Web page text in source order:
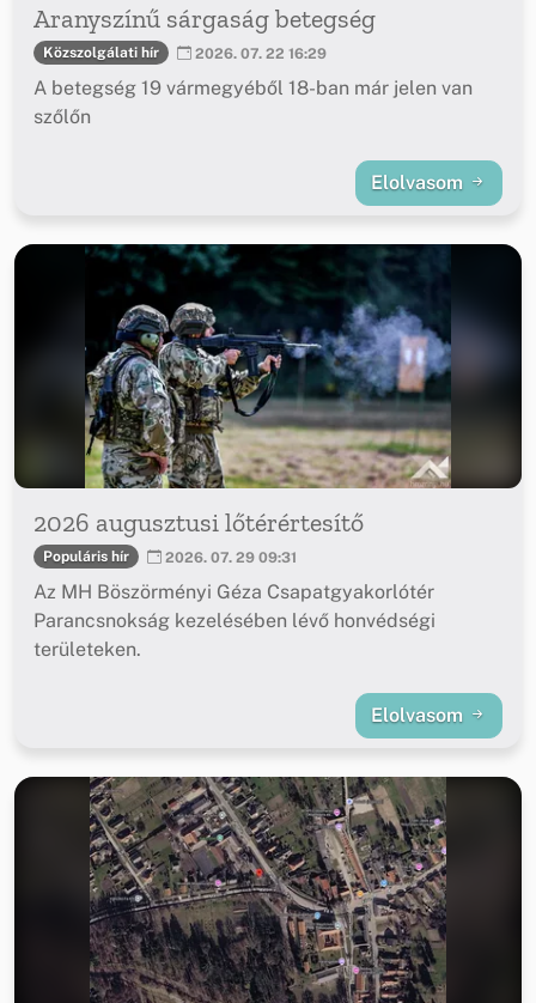
Aranyszínű sárgaság betegség
Közszolgálati hír 2026. 07. 22 16:29
A betegség 19 vármegyéből 18-ban már jelen van
szőlőn
Elolvasom
2026 augusztusi lőtérértesítő
Populáris hír 2026. 07. 29 09:31
Az MH Böszörményi Géza Csapatgyakorlótér
Parancsnokság kezelésében lévő honvédségi
területeken.
Elolvasom